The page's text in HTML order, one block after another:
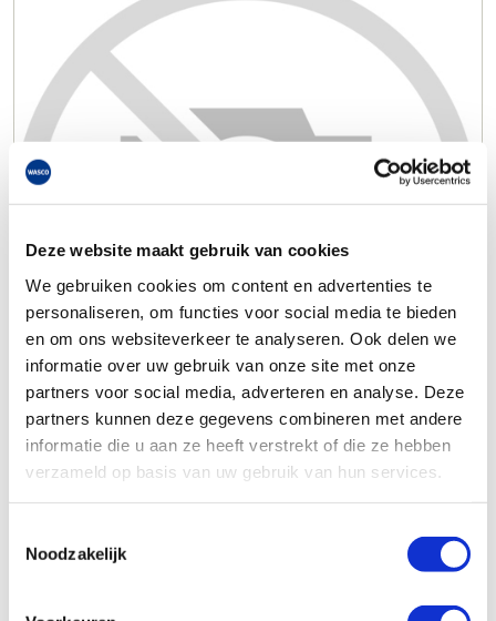
Deze website maakt gebruik van cookies
We gebruiken cookies om content en advertenties te
personaliseren, om functies voor social media te bieden
en om ons websiteverkeer te analyseren. Ook delen we
informatie over uw gebruik van onze site met onze
partners voor social media, adverteren en analyse. Deze
partners kunnen deze gegevens combineren met andere
informatie die u aan ze heeft verstrekt of die ze hebben
verzameld op basis van uw gebruik van hun services.
Noodzakelijk